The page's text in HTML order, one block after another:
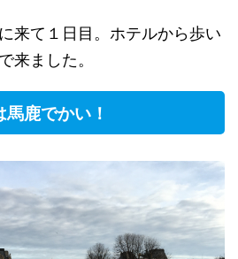
来て１日目。ホテルから歩い
来ました。
鹿でかい！